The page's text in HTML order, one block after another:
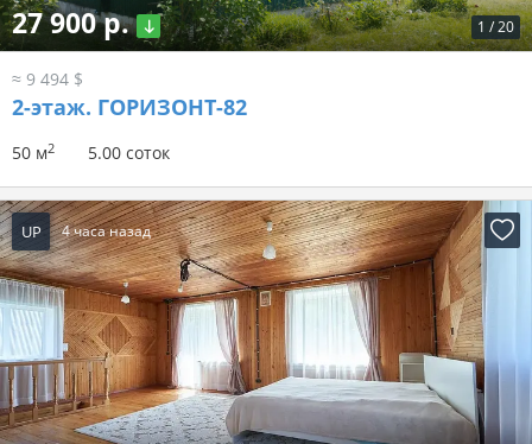
1 /20
27 900 р.
≈ 9 494 $
2-этаж. ГОРИЗОНТ-82
50 м2 5.00 соток
UP 4 часа назад